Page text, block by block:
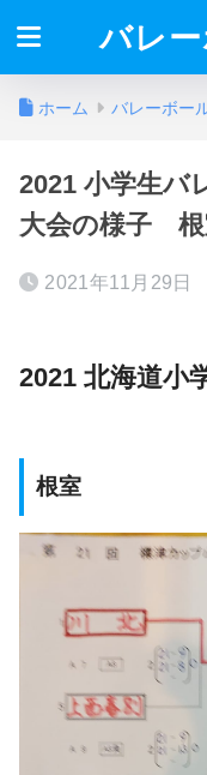
バレ
ホーム バレーボー
2021 小学生
大会の様子 根
2021年11月29日
2021 北海道小
根室